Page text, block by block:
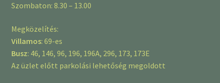
Szombaton: 8.30 – 13.00
Megközelítés:
Villamos: 69-es
Busz: 46, 146, 96, 196, 196A, 296, 173, 173E
Az üzlet előtt parkolási lehetőség megoldott